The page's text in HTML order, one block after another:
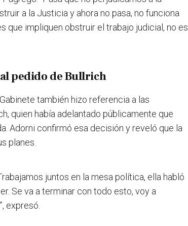
a la Justicia y ahora no pasa, no funciona
que impliquen obstruir el trabajo judicial, no es
pedido de Bullrich
también hizo referencia a las
quien había adelantado públicamente que
Adorni confirmó esa decisión y reveló que la
planes.
juntos en la mesa política, ella habló
Se va a terminar con todo esto, voy a
expresó.